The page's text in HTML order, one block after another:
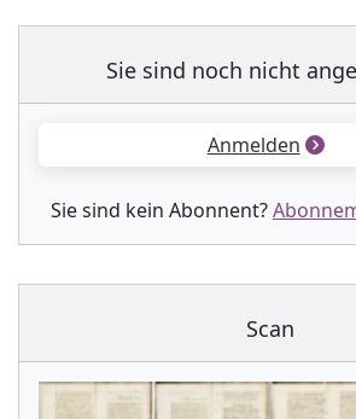
Sie sind noch nicht
Anmelden
Sie sind kein Abonnent?
Scan